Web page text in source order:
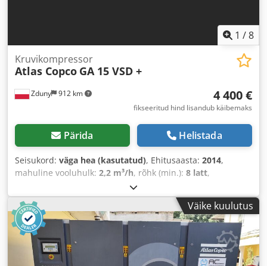
1 /8
Zduny 912 km
Kruvikompressor
Atlas Copco GA 15 VSD +
4 400 €
fikseeritud hind lisandub käibemaks
Pärida Helistada
Seisukord: väga hea (kasutatud), Ehitusaasta: 2014,
mahuline vooluhulk: 2,2 m³/h, rõhk (min.): 8 latt,
Väike kuulutus